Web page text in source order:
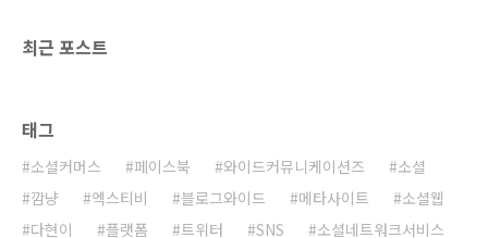
..
최근 포스트
태그
소셜커머스 페이스북 와이드커뮤니케이션즈
소셜
깜냥
엑스티비 블로그와이드 메타사이트
소셜웹
다현이
플랫폼 트위터 SNS
소셜네트워크서비스